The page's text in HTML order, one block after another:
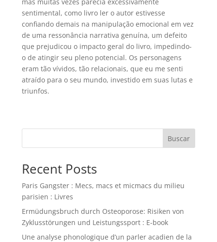
sentimental, como livro ler o autor estivesse
confiando demais na manipulação emocional em vez
de uma ressonância narrativa genuína, um defeito
que prejudicou o impacto geral do livro, impedindo-
o de atingir seu pleno potencial. Os personagens
eram tão vívidos, tão relacionais, que eu me senti
atraído para o seu mundo, investido em suas lutas e
triunfos.
Buscar
Recent Posts
Paris Gangster : Mecs, macs et micmacs du milieu
parisien : Livres
Ermüdungsbruch durch Osteoporose: Risiken von
Zyklusstörungen und Leistungssport : E-book
Une analyse phonologique d’un parler acadien de la